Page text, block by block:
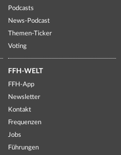
Podcasts
News-Podcast
Themen-Ticker
Voting
FFH-WELT
FFH-App
Newsletter
Kontakt
Frequenzen
Jobs
Führungen